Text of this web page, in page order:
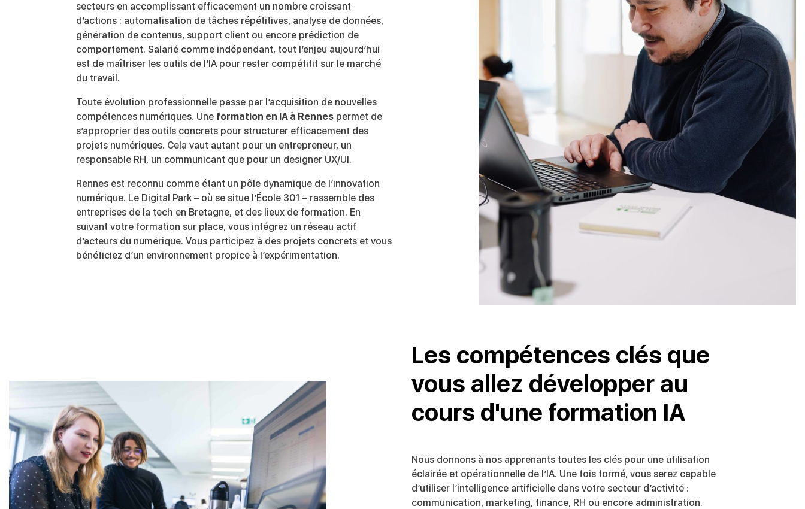
secteurs en accomplissant efficacement un nombre croissant
d’actions : automatisation de tâches répétitives, analyse de données,
génération de contenus, support client ou encore prédiction de
comportement. Salarié comme indépendant, tout l’enjeu aujourd’hui
est de maîtriser les outils de l’IA pour rester compétitif sur le marché
du travail.
Toute évolution professionnelle passe par l’acquisition de nouvelles
compétences numériques. Une formation en IA à Rennes permet de
s’approprier des outils concrets pour structurer efficacement des
projets numériques. Cela vaut autant pour un entrepreneur, un
responsable RH, un communicant que pour un designer UX/UI.
Rennes est reconnu comme étant un pôle dynamique de l’innovation
numérique. Le Digital Park – où se situe l’École 301 – rassemble des
entreprises de la tech en Bretagne, et des lieux de formation. En
suivant votre formation sur place, vous intégrez un réseau actif
d’acteurs du numérique. Vous participez à des projets concrets et vous
bénéficiez d’un environnement propice à l’expérimentation.
Les compétences clés que
vous allez développer au
cours d'une formation IA
Nous donnons à nos apprenants toutes les clés pour une utilisation
éclairée et opérationnelle de l’IA. Une fois formé, vous serez capable
d’utiliser l’intelligence artificielle dans votre secteur d’activité :
communication, marketing, finance, RH ou encore administration.